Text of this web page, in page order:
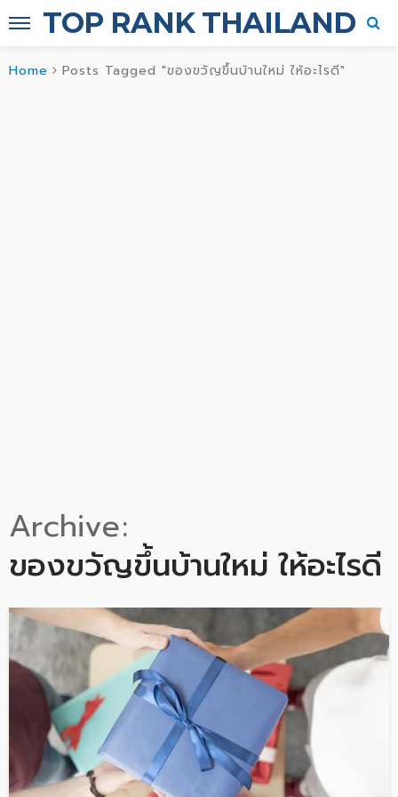
TOP RANK THAILAND
Home Posts Tagged "ของขวัญขึ้นบ้านใหม่ ให้อะไรดี"
Archive
ของขวัญขึ้นบ้านใหม่ ให้อะไรดี